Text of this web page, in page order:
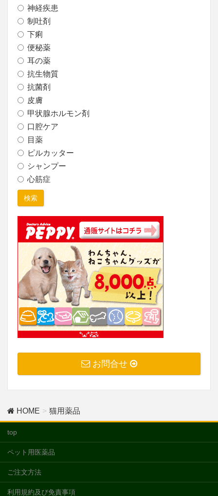
神経疾患
制吐剤
下痢
便秘薬
耳の薬
抗生物質
抗菌剤
皮膚
甲状腺ホルモン剤
口腔ケア
目薬
ピルカッター
シャンプー
心筋症
お問合せ
HOME 猫用薬品
top
ペット用医薬品
ご注文方法
利用規約及び免責事項